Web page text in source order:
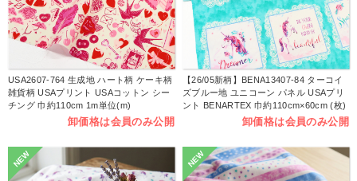
USA2607-764 生成地 ハート柄 ケーキ柄
雑貨柄 USAプリント USAコットン シー
チング 巾約110cm 1m単位(m)
卸価格は会員のみ公開
【26/05新柄】BENA13407-84 ターコイ
ズブルー地 ユニコーン パネル USAプリ
ント BENARTEX 巾約110cm×60cm (枚)
卸価格は会員のみ公開
NEW NEW